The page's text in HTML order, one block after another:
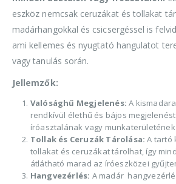
eszköz nemcsak ceruzákat és tollakat
madárhangokkal és csicsergéssel is
ami kellemes és nyugtató hangulatot
vagy tanulás során.
Jellemzők:
Valósághű Megjelenés: A
rendkívül élethű és bájos
íróasztalának vagy munkaterületének.
Tollak és Ceruzák Tárolása: A tartó
tollakat és ceruzákat tárolhat, így
átlátható marad az íróeszközei
Hangvezérlés: A madár